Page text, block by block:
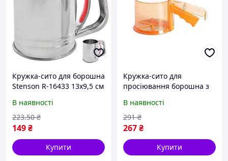
Кружка-сито для борошна
Stenson R-16433 13х9,5 см
В наявності
149₴
223.50 ₴
Купити
Кружка-сито для
просіювання борошна з
Stenson R92274
В наявності
267₴
291 ₴
Купити